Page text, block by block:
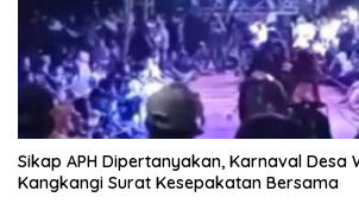
Sikap APH Dipertanyakan, Karnaval Desa
Kangkangi Surat Kesepakatan Bersama